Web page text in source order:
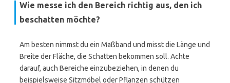
Wie messe ich den Bereich richtig aus, den ich
beschatten möchte?
Am besten nimmst du ein Maßband und misst die Länge und
Breite der Fläche, die Schatten bekommen soll. Achte
darauf, auch Bereiche einzubeziehen, in denen du
beispielsweise Sitzmöbel oder Pflanzen schützen